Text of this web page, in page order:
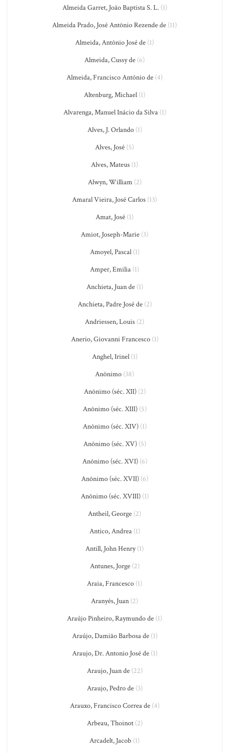
Almeida Garret, João Baptista S. L.(1)
Almeida Prado, José Antônio Rezende de (11)
Almeida, Antônio José de (1)
Almeida, Cussy de (6)
Almeida, Francisco António de (4)
Altenburg, Michael (1)
Alvarenga, Manuel Inácio da Silva(1)
Alves, J. Orlando(1)
Alves, José (5)
Alves, Mateus (1)
Alwyn, William(2)
Amaral Vieira, José Carlos (13)
Amat, José (1)
Amiot, Joseph-Marie (3)
Amoyel, Pascal(1)
Amper, Emilia (1)
Anchieta, Juan de(1)
Anchieta, Padre José de(2)
Andriessen, Louis (2)
Anerio, Giovanni Francesco(1)
Anghel, Irinel(1)
Anônimo (38)
Anônimo (séc. XII)(2)
Anônimo (séc. XIII)(5)
Anônimo (séc. XIV)(1)
Anônimo (séc. XV)(5)
Anônimo (séc. XVI)(6)
Anônimo (séc. XVII)(6)
Anônimo (séc. XVIII)(1)
Antheil, George (2)
Antico, Andrea(1)
Antill, John Henry(1)
Antunes, Jorge(2)
Araia, Francesco (1)
Aranyés, Juan (2)
Araújo Pinheiro, Raymundo de (1)
Araújo, Damião Barbosa de(1)
Araujo, Dr. Antonio José de(1)
Araujo, Juan de(22)
Araujo, Pedro de(3)
Arauxo, Francisco Correa de(4)
Arbeau, Thoinot(2)
Arcadelt, Jacob (1)